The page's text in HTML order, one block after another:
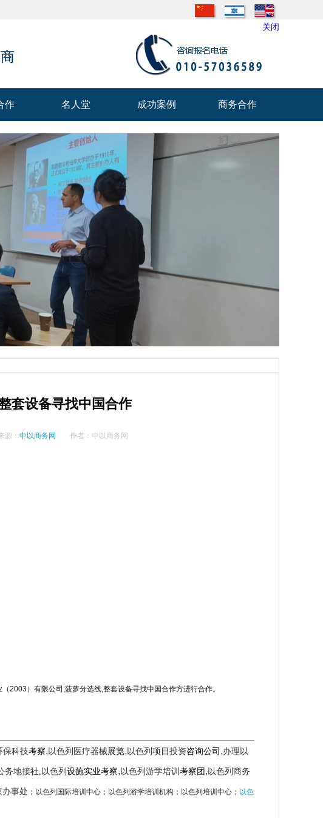
关闭
作
作
名人堂
名人堂
成功案例
成功案例
商务合作
商务合作
套设备寻找中国合作
源： 中以商务网 作者： 中以商务网
）有限公司,菠萝分选线,整套设备寻找中国合作方进行合作。
保科技考察, 以色列医疗器械展览, 以色列项目投资咨询公司 ,办理以
务地接社, 以色列 设施实业考察, 以色列游学培训 考察团 , 以色列商务
办事处 ； 以色列国际培训中心 ； 以色列游学培训机构 ； 以色列培训中心； 以色